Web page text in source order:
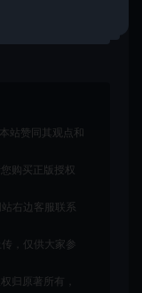
站赞同其观点和
购买正版授权
右边客服联系
，仅供大家参
归原著所有，